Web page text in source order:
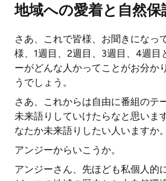
地域への愛着と自然保
さあ、これで皆様、お聞きになっ
様、1週目、2週目、3週目、4週目
ーがどんな人かってことがお分か
うでしょう。
さあ、これからは自由に番組のテ
未来語りしていけたらなと思いま
なたか未来語りしたい人いますか。
アンジーからいこうか。
アンジーさん、先ほども私個人的